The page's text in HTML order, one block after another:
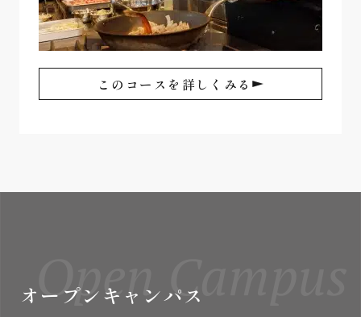
このコースを詳しくみる
Open Campus
オープンキャンパス